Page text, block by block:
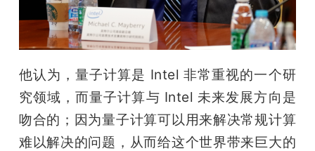
他认为，量子计算是 Intel 非常重视的一个研
究领域，而量子计算与 Intel 未来发展方向是
吻合的；因为量子计算可以用来解决常规计算
难以解决的问题，从而给这个世界带来巨大的